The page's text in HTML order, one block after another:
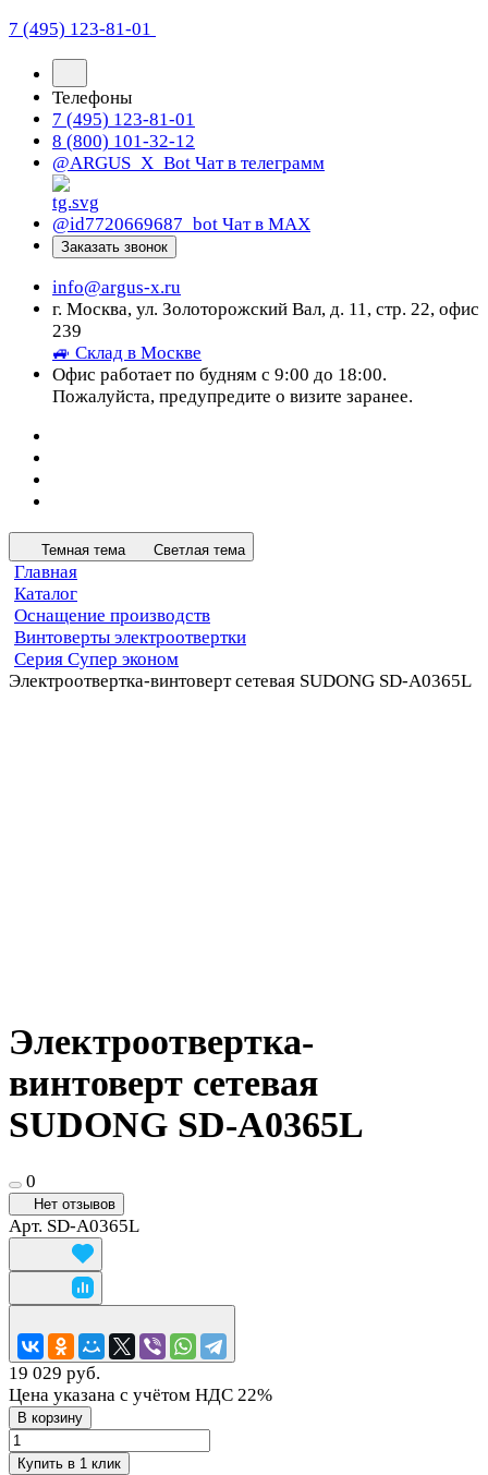
7 (495) 123-81-01
Телефоны
7 (495) 123-81-01
8 (800) 101-32-12
@ARGUS_X_Bot Чат в телеграмм
@id7720669687_bot Чат в МАХ
Заказать звонок
info@argus-x.ru
г. Москва, ул. Золоторожский Вал, д. 11, стр. 22, офис
239
🚙 Склад в Москве
Офис работает по будням с 9:00 до 18:00.
Пожалуйста, предупредите о визите заранее.
Темная тема Светлая тема
Главная
Каталог
Оснащение производств
Винтоверты электроотвертки
Серия Cупер эконом
Электроотвертка-винтоверт сетевая SUDONG SD-A0365L
Электроотвертка-
винтоверт сетевая
SUDONG SD-A0365L
0
Нет отзывов
Арт. SD-A0365L
19 029 руб.
Цена указана с учётом НДС 22%
В корзину
Купить в 1 клик